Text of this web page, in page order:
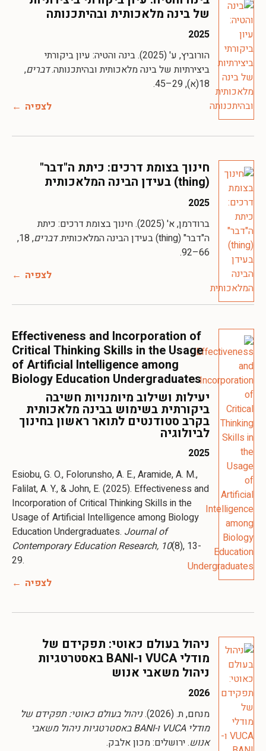
של בינה מלאכותית ובהיתכנותה
2025
הורוביץ, ע' (2025). בינה והטיה: עיון ביקורתי
ביצירתיות של בינה מלאכותית ובהיתכנותה.דברים,
18(א), 29–45.
לצפיה
חינוך בצומת דרכים: כיתת ה"דבר"
(thing) בעידן הבינה המלאכותית
2025
ברודרמן, א' (2025). חינוך בצומת דרכים: כיתת
ה"דבר" (thing) בעידן הבינה המלאכותית.
דברים
, 18,
66–92.
לצפיה
Effectiveness and Incorporation of
Critical Thinking Skills in the Usage
of Artificial Intelligence among
Biology Education Undergraduates
יעילות ושילוב מיומנויות חשיבה
ביקורתית בשימוש בבינה מלאכותית
בקרב סטודנטים לתואר ראשון בחינוך
לביולוגיה
2025
Esiobu, G. O., Folorunsho, A. E., Aramide, A. M.,
Falilat, A. Y., & John, E. (2025). Effectiveness and
Incorporation of Critical Thinking Skills in the
Usage of Artificial Intelligence among Biology
Education Undergraduates. Journal of
Contemporary Education Research, 10(8), 13-
29.
לצפיה
ניהול בעולם כאוטי: תפקידם של
מודלי VUCA ו-BANI באסטרטגיות
ניהול משאבי אנוש
2026
מנחם, ת. (2026).
ניהול בעולם כאוטי: תפקידם של
מודלי VUCA ו-BANI באסטרטגיות ניהול משאבי
אנוש. ירושלים: מכון אלבק.